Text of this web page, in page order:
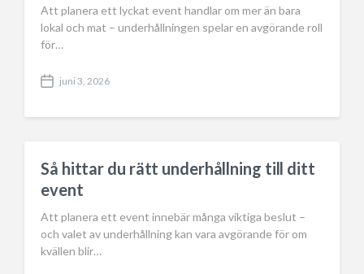
Att planera ett lyckat event handlar om mer än bara
lokal och mat – underhållningen spelar en avgörande roll
för…
P
s
a
t
e
juni 3, 2026
Så hittar du rätt underhållning till ditt
event
Att planera ett event innebär många viktiga beslut –
och valet av underhållning kan vara avgörande för om
kvällen blir…